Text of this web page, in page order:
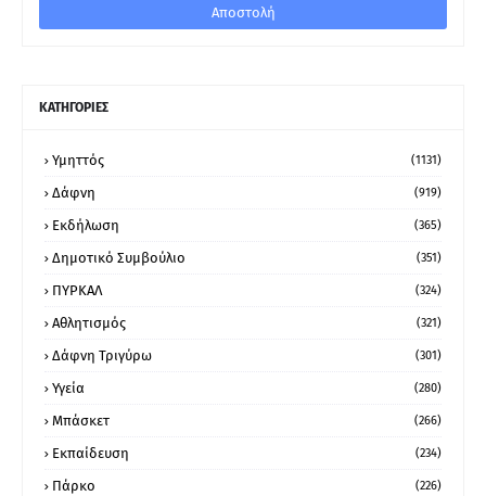
ΚΑΤΗΓΟΡΙΕΣ
Υμηττός (1131)
Δάφνη (919)
Εκδήλωση (365)
Δημοτικό Συμβούλιο (351)
ΠΥΡΚΑΛ (324)
Αθλητισμός (321)
Δάφνη Τριγύρω (301)
Υγεία (280)
Μπάσκετ (266)
Εκπαίδευση (234)
Πάρκο (226)